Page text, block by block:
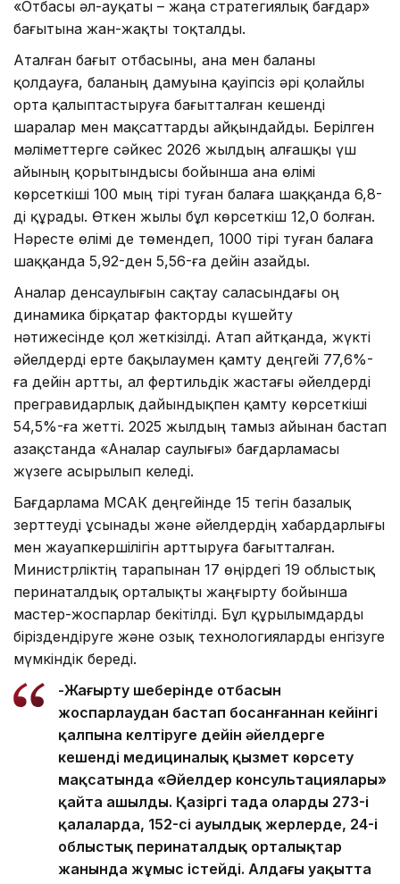
«Отбасы әл-ауқаты – жаңа стратегиялық бағдар»
бағытына жан-жақты тоқталды.
Аталған бағыт отбасыны, ана мен баланы
қолдауға, баланың дамуына қауіпсіз әрі қолайлы
орта қалыптастыруға бағытталған кешенді
шаралар мен мақсаттарды айқындайды. Берілген
мәліметтерге сәйкес 2026 жылдың алғашқы үш
айының қорытындысы бойынша ана өлімі
көрсеткіші 100 мың тірі туған балаға шаққанда 6,8-
ді құрады. Өткен жылы бұл көрсеткіш 12,0 болған.
Нәресте өлімі де төмендеп, 1000 тірі туған балаға
шаққанда 5,92-ден 5,56-ға дейін азайды.
Аналар денсаулығын сақтау саласындағы оң
динамика бірқатар факторды күшейту
нәтижесінде қол жеткізілді. Атап айтқанда, жүкті
әйелдерді ерте бақылаумен қамту деңгейі 77,6%-
ға дейін артты, ал фертильдік жастағы әйелдерді
прегравидарлық дайындықпен қамту көрсеткіші
54,5%-ға жетті. 2025 жылдың тамыз айынан бастап
Қазақстанда «Аналар саулығы» бағдарламасы
жүзеге асырылып келеді.
Бағдарлама МСАК деңгейінде 15 тегін базалық
зерттеуді ұсынады және әйелдердің хабардарлығы
мен жауапкершілігін арттыруға бағытталған.
Министрліктің тарапынан 17 өңірдегі 19 облыстық
перинаталдық орталықты жаңғырту бойынша
мастер-жоспарлар бекітілді. Бұл құрылымдарды
біріздендіруге және озық технологияларды енгізуге
мүмкіндік береді.
-Жаңғырту шеңберінде отбасын
жоспарлаудан бастап босанғаннан кейінгі
қалпына келтіруге дейін әйелдерге
кешенді медициналық қызмет көрсету
мақсатында «Әйелдер консультациялары»
қайта ашылды. Қазіргі таңда олардың 273-і
қалаларда, 152-сі ауылдық жерлерде, 24-і
облыстық перинаталдық орталықтар
жанында жұмыс істейді. Алдағы уақытта